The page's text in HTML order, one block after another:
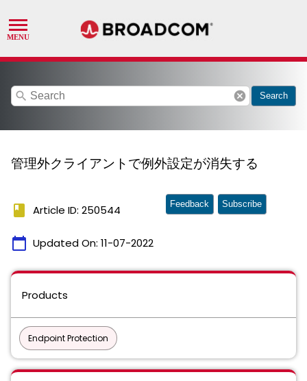
search cancel Search
管理外クライアントで例外設定が消失する
book Article ID: 250544
calendar_today Updated On: 11-07-2022
Feedback Subscribe
Products
Endpoint Protection